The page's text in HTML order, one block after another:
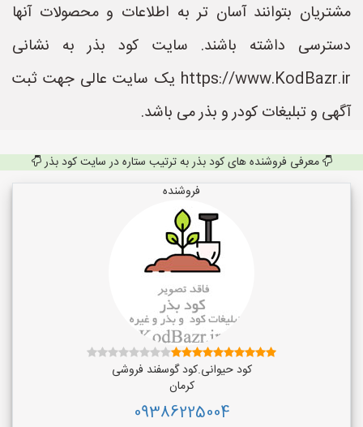
مشتریان بتوانند آسان تر به اطلاعات و محصولات آنها
دسترسی داشته باشند. سایت کود بذر به نشانی
https://www.KodBazr.ir یک سایت عالی جهت ثبت
آگهی و تبلیغات کودر و بذر می باشد.
معرفی فروشنده های کود بذر به ترتیب ستاره در سایت کود بذر
فروشنده
کود حیوانی.کود گوسفند فروشی
کرمان
09386225004